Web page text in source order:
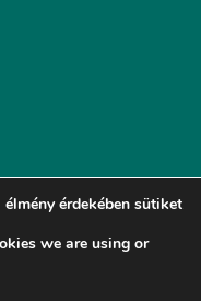
jog fenntartva.
érdekében sütiket
we are using or